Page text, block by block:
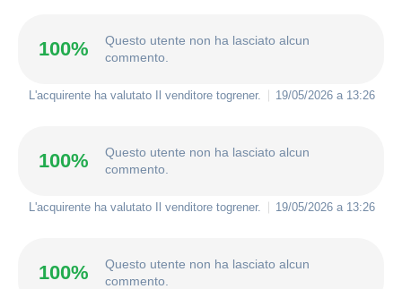
100%
Questo utente non ha lasciato alcun
commento.
L'acquirente ha valutato Il venditore togrener. 19/05/2026 a 13:26
100%
Questo utente non ha lasciato alcun
commento.
L'acquirente ha valutato Il venditore togrener. 19/05/2026 a 13:26
100%
Questo utente non ha lasciato alcun
commento.